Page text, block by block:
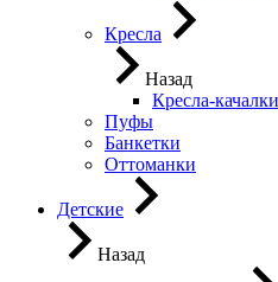
Кресла
Назад
Кресла-качалки
Пуфы
Банкетки
Оттоманки
Детские
Назад